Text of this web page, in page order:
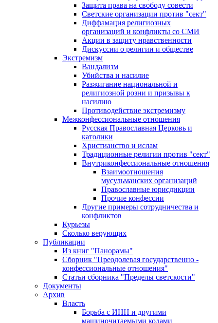
Защита права на свободу совести
Светские организации против "сект"
Диффамация религиозных
организаций и конфликты со СМИ
Акции в защиту нравственности
Дискуссии о религии и обществе
Экстремизм
Вандализм
Убийства и насилие
Разжигание национальной и
религиозной розни и призывы к
насилию
Противодействие экстремизму
Межконфессиональные отношения
Русская Православная Церковь и
католики
Христианство и ислам
Традиционные религии против "сект"
Внутриконфессиональные отношения
Взаимоотношения
мусульманских организаций
Православные юрисдикции
Прочие конфессии
Другие примеры сотрудничества и
конфликтов
Курьезы
Сколько верующих
Публикации
Из книг "Панорамы"
Сборник "Преодолевая государственно -
конфессиональные отношения"
Статьи сборника "Пределы светскости"
Документы
Архив
Власть
Борьба с ИНН и другими
машиночитаемыми кодами